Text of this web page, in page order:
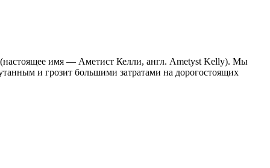
(настоящее имя — Аметист Келли, англ. Ametyst Kelly). Мы
и грозит большими затратами на дорогостоящих